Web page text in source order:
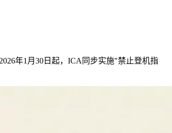
年1月30日起，ICA同步实施"禁止登机指